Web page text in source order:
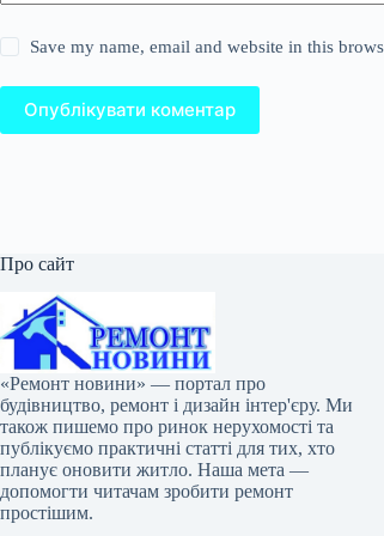
Save my name, email and website in this
Опублікувати коментар
Про сайт
«Ремонт новини» — портал про
будівництво, ремонт і дизайн інтер'єру. Ми
також пишемо про ринок нерухомості та
публікуємо практичні статті для тих, хто
планує оновити житло. Наша мета —
допомогти читачам зробити ремонт
простішим.